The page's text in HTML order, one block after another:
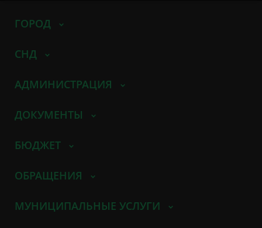
ГОРОД
СНД
АДМИНИСТРАЦИЯ
ДОКУМЕНТЫ
БЮДЖЕТ
ОБРАЩЕНИЯ
МУНИЦИПАЛЬНЫЕ УСЛУГИ